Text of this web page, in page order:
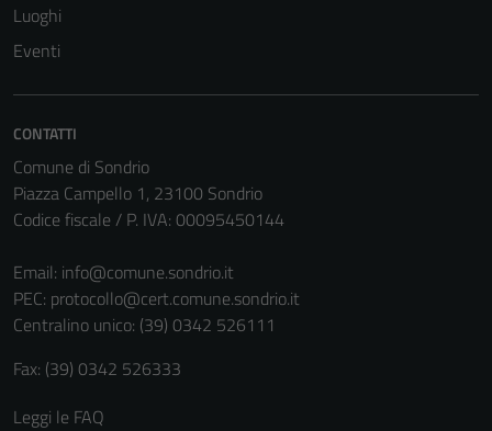
Luoghi
Eventi
CONTATTI
Comune di Sondrio
Piazza Campello 1, 23100 Sondrio
Codice fiscale / P. IVA: 00095450144
Email: info@comune.sondrio.it
PEC: protocollo@cert.comune.sondrio.it
Centralino unico: (39) 0342 526111
Fax: (39) 0342 526333
Leggi le FAQ
essere
non raccolgono